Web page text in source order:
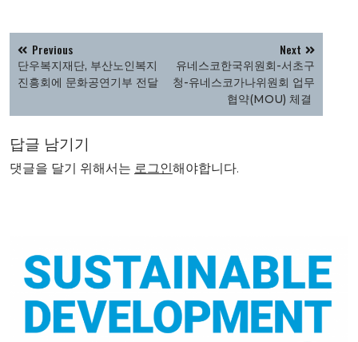
글
탐
색
Previous
단우복지재단, 부산노인복지
진흥회에 문화공연기부 전달
Next
유네스코한국위원회-서초구
청-유네스코가나위원회 업무
협약(MOU) 체결
답글 남기기
댓글을 달기 위해서는 로그인해야합니다.